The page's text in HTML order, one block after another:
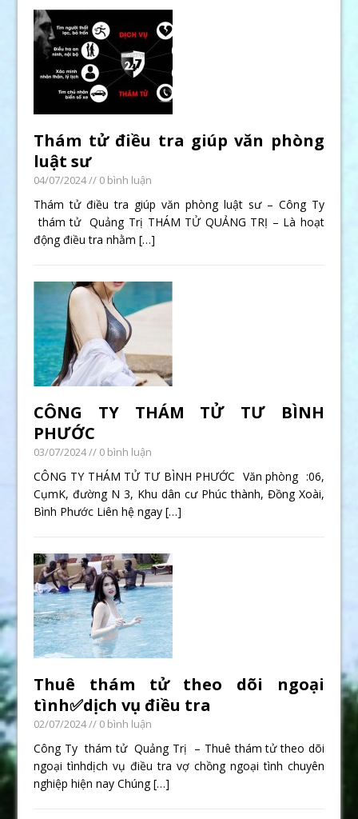
Thám tử điều tra giúp văn phòng
luật sư
04/07/2024// 0 bình luận
Thám tử điều tra giúp văn phòng luật sư – Công Ty
thám tử Quảng Trị THÁM TỬ QUẢNG TRỊ – Là hoạt
động điều tra nhằm[…]
CÔNG TY THÁM TỬ TƯ BÌNH
PHƯỚC
03/07/2024// 0 bình luận
CÔNG TY THÁM TỬ TƯ BÌNH PHƯỚC Văn phòng :06,
CụmK, đường N 3, Khu dân cư Phúc thành, Đồng Xoài,
Bình Phước Liên hệ ngay[…]
Thuê thám tử theo dõi ngoại
tình✅dịch vụ điều tra
02/07/2024// 0 bình luận
Công Ty thám tử Quảng Trị – Thuê thám tử theo dõi
ngoại tìnhdịch vụ điều tra vợ chồng ngoại tình chuyên
nghiệp hiện nay Chúng[…]